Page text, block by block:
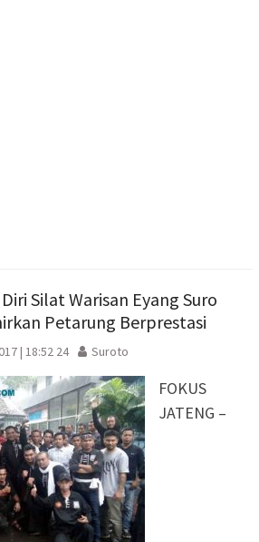
Silat Warisan Eyang Suro
Petarung Berprestasi
| 18:52 24 Suroto
FOKUS
JATENG –